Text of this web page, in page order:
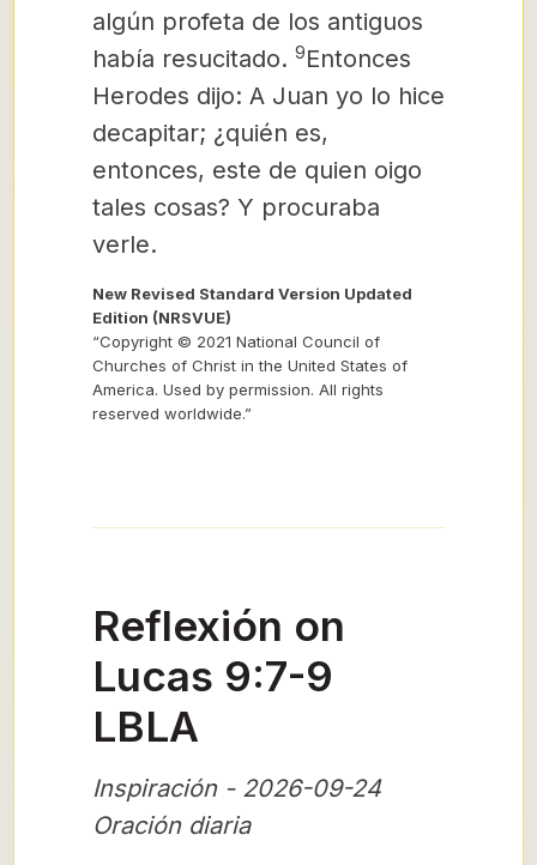
algún profeta de los antiguos
había resucitado. 9Entonces
Herodes dijo: A Juan yo lo hice
decapitar; ¿quién es,
entonces, este de quien oigo
tales cosas? Y procuraba
verle.
New Revised Standard Version Updated
Edition (NRSVUE)
“Copyright © 2021 National Council of
Churches of Christ in the United States of
America. Used by permission. All rights
reserved worldwide.”
Reflexión on
Lucas 9:7-9
LBLA
Inspiración - 2026-09-24
Oración diaria